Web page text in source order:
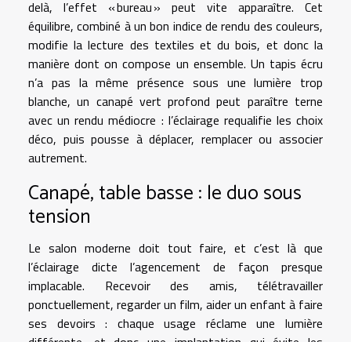
delà, l’effet « bureau » peut vite apparaître. Cet
équilibre, combiné à un bon indice de rendu des couleurs,
modifie la lecture des textiles et du bois, et donc la
manière dont on compose un ensemble. Un tapis écru
n’a pas la même présence sous une lumière trop
blanche, un canapé vert profond peut paraître terne
avec un rendu médiocre : l’éclairage requalifie les choix
déco, puis pousse à déplacer, remplacer ou associer
autrement.
Canapé, table basse : le duo sous
tension
Le salon moderne doit tout faire, et c’est là que
l’éclairage dicte l’agencement de façon presque
implacable. Recevoir des amis, télétravailler
ponctuellement, regarder un film, aider un enfant à faire
ses devoirs : chaque usage réclame une lumière